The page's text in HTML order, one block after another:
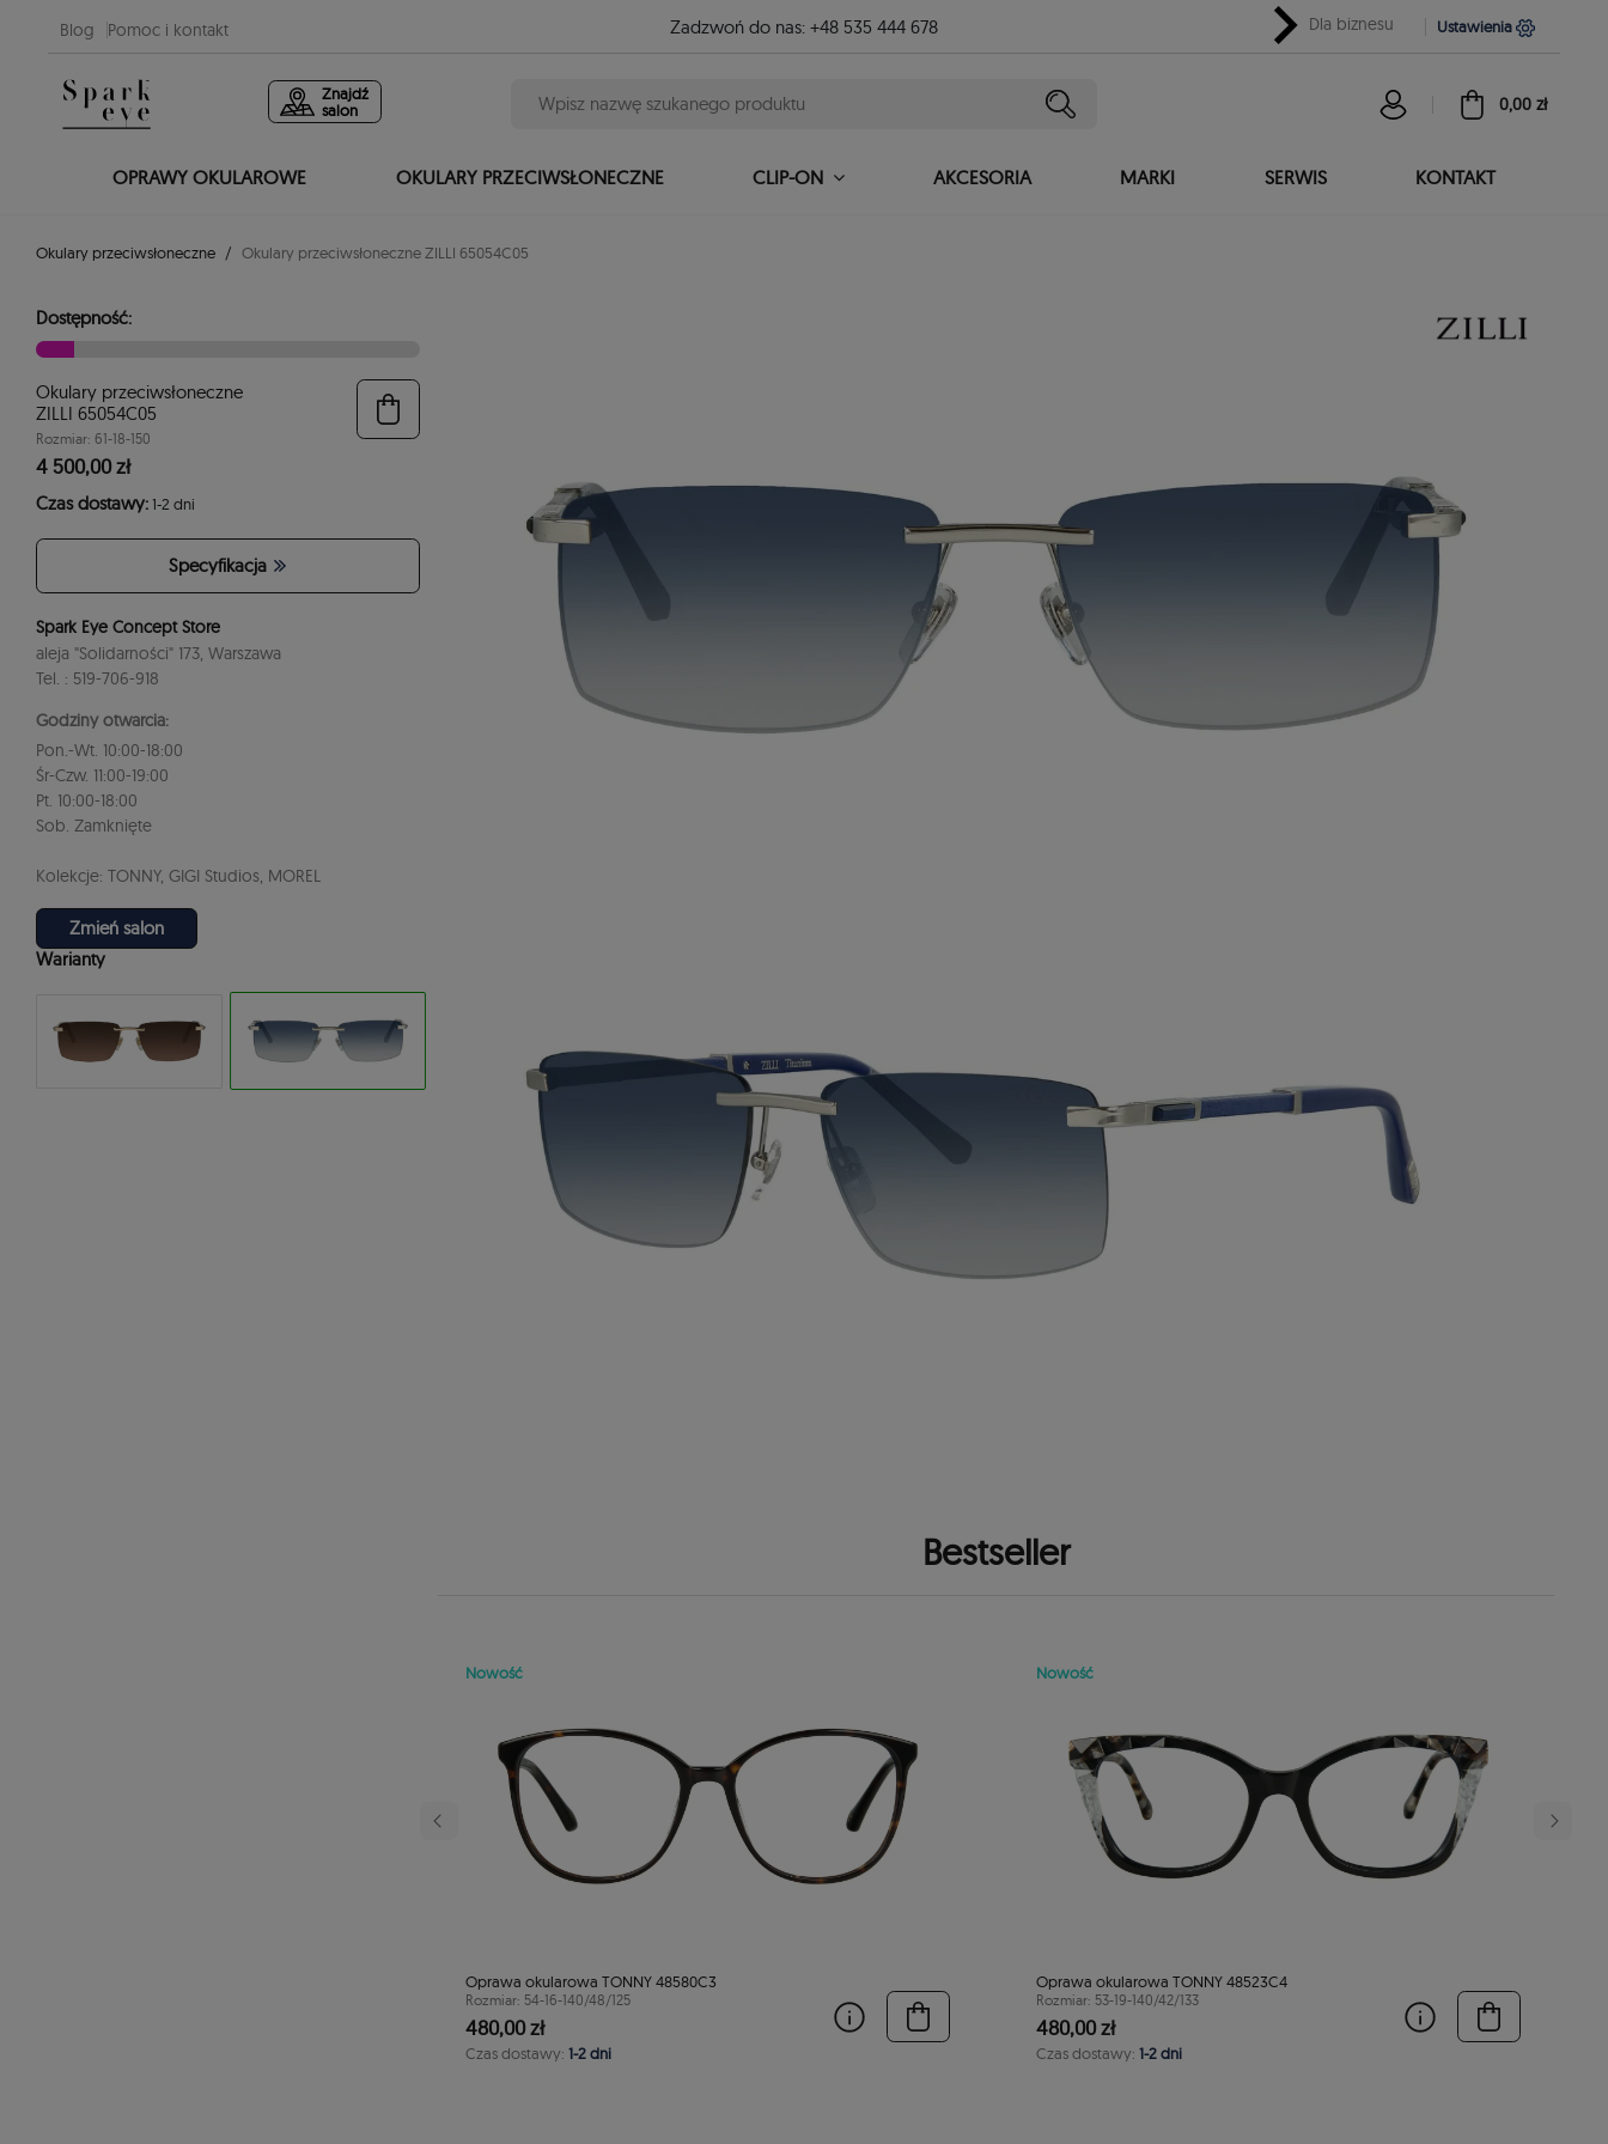
Blog Pomoc i kontakt Zadzwoń do nas: +48 535 444 678 chevron_rightDla biznesu Ustawienia
Znajdź
salon
0,00 zł
OPRAWY OKULAROWE OKULARY PRZECIWSŁONECZNE CLIP-ON AKCESORIA MARKI SERWIS KONTAKT
Okulary przeciwsłoneczne Okulary przeciwsłoneczne ZILLI 65054C05
Dostępność:
Okulary przeciwsłoneczne
ZILLI 65054C05
Rozmiar: 61-18-150
4 500,00 zł
Czas dostawy: 1-2 dni
Specyfikacja
Spark Eye Concept Store
aleja "Solidarności" 173, Warszawa
Tel. : 519-706-918
Godziny otwarcia:
Zmień salon
Pon.-Wt. 10:00-18:00
Śr-Czw. 11:00-19:00
Pt. 10:00-18:00
Sob. Zamknięte
Kolekcje: TONNY, GIGI Studios, MOREL
Warianty
Bestseller
Nowość
Oprawa okularowa TONNY 48580C3
Rozmiar: 54-16-140/48/125
480,00 zł
Czas dostawy: 1-2 dni
Nowość
Oprawa okularowa TONNY 48523C4
Rozmiar: 53-19-140/42/133
480,00 zł
Czas dostawy: 1-2 dni